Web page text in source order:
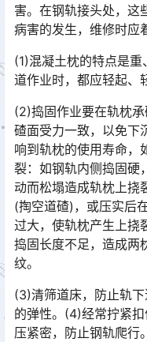
害。在钢轨接头处，这
病害的发生，维修时应
(1)混凝土枕的特点是
道作业时，都应轻起、
(2)捣固作业要在轨枕
碴面受力一致，以免下
响到轨枕的使用寿命，
裂：如钢轨内侧捣固硬
动而松塌造成轨枕上挠
(掏空道碴)，或压实后
过大，使轨枕产生上挠
捣固长度不足，造成两
纹。󠅅󠅃󠄵󠅂󠄪󠇖󠆨󠆨󠇕󠆞󠆒󠅬󠇘󠆭󠆘󠇙󠆝󠅵󠇗󠆭󠆁󠄐󠇗󠅹󠅸󠇖󠆍󠅳󠇖󠅹󠅰󠇖󠆌󠅹
(3)清筛道床，防止轨
的弹性。(4)经常拧紧
压紧密，防止钢轨爬行。